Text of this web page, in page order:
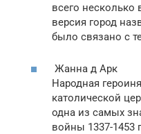
всего несколько
версия город
было связано с
Жанна д Арк
Народная
католической
одна из самых
войны 1337-1453